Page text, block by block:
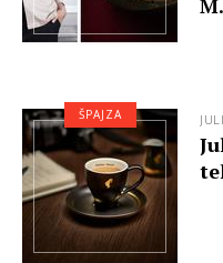
ŠPAJZA